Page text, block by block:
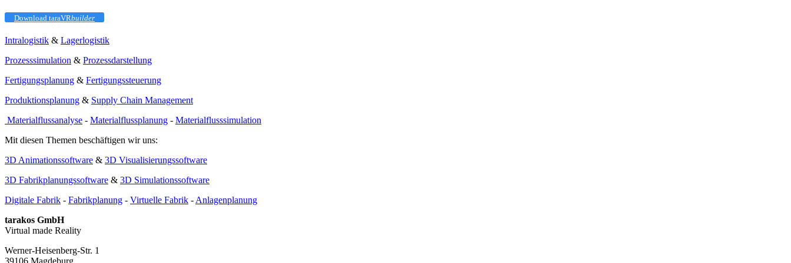
Download taraVRbuilder
Intralogistik & Lagerlogistik
Prozesssimulation & Prozessdarstellung
Fertigungsplanung & Fertigungssteuerung
Produktionsplanung & Supply Chain Management
Materialflussanalyse - Materialflussplanung - Materialflusssimulation
Mit diesen Themen beschäftigen wir uns:
3D Animationssoftware & 3D Visualisierungssoftware
3D Fabrikplanungssoftware & 3D Simulationssoftware
Digitale Fabrik - Fabrikplanung - Virtuelle Fabrik - Anlagenplanung
tarakos GmbH
Virtual made Reality
Werner-Heisenberg-Str. 1
39106 Magdeburg